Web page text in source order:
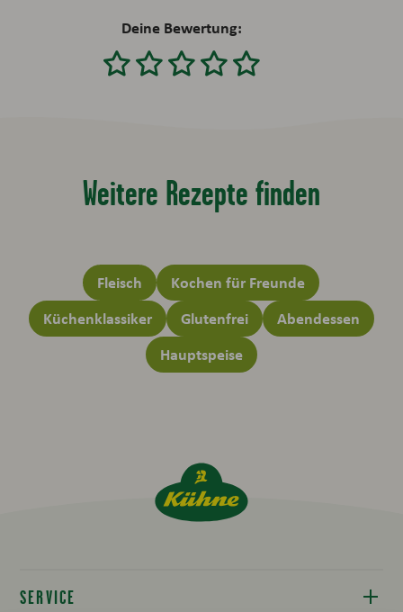
Deine Bewertung:
Weitere Rezepte finden
Fleisch
Kochen für Freunde
Küchenklassiker
Glutenfrei
Abendessen
Hauptspeise
SERVICE